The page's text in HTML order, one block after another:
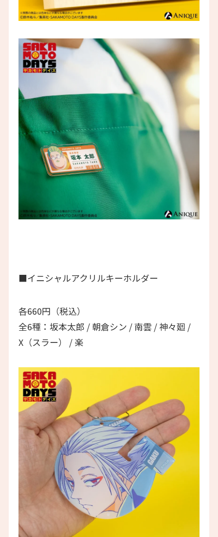
■イニシャルアクリルキーホルダー
各660円（税込）
全6種：坂本太郎 / 朝倉シン / 南雲 / 神々廻 /
X（スラー） / 楽